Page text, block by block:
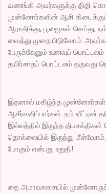
வணங்கி அவர்களுக்கு திதி
முன்னோர்களின் ஆசி
ஆராதித்து, பூஜைகள் செய்து,
வைத்து முறையிடுவோம்.
பேருக்கேனும் உணவுப்
தயிர்சாதப் பொட்டலம் தருவது
இதனால் மகிழ்ந்த
ஆசீர்வதிப்பார்கள். நம் வீட்டின்
இல்லத்தில் இருந்த தீயசக்திகள்
தொல்லையில் இருந்து
போகும் என்பது உறுதி!
தை அமாவாசையில்